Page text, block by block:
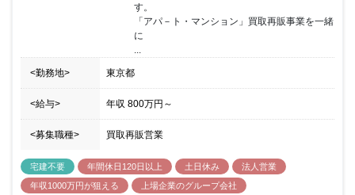
す。
「アパ－ト・マンション」買取再販事業を一緒
に
...
<勤務地> 東京都
<給与> 年収 800万円 ～
<募集職種> 買取再販営業
宅建不要 年間休日120日以上 土日休み
法人営業
年収1000万円が狙える
上場企業のグループ会社